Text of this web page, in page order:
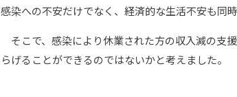
感染への不安だけでなく、経済的な生活不安も同時
そこで、感染により休業された方の収入減の支
らげることができるのではないかと考えました。